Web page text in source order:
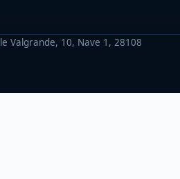
Valgrande, 10, Nave 1, 28108